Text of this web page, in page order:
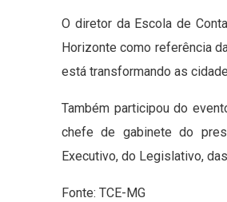
O diretor da Escola de
Horizonte como referência
está transformando as
Também participou do
chefe de gabinete do
Executivo, do Legislativo,
Fonte: TCE-MG